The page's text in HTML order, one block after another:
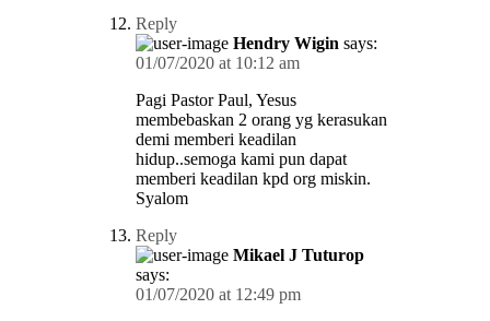
Reply
Hendry Wigin says:
01/07/2020 at 10:12 am
Pagi Pastor Paul, Yesus
membebaskan 2 orang yg kerasukan
demi memberi keadilan
hidup..semoga kami pun dapat
memberi keadilan kpd org miskin.
Syalom
Reply
Mikael J Tuturop
says:
01/07/2020 at 12:49 pm